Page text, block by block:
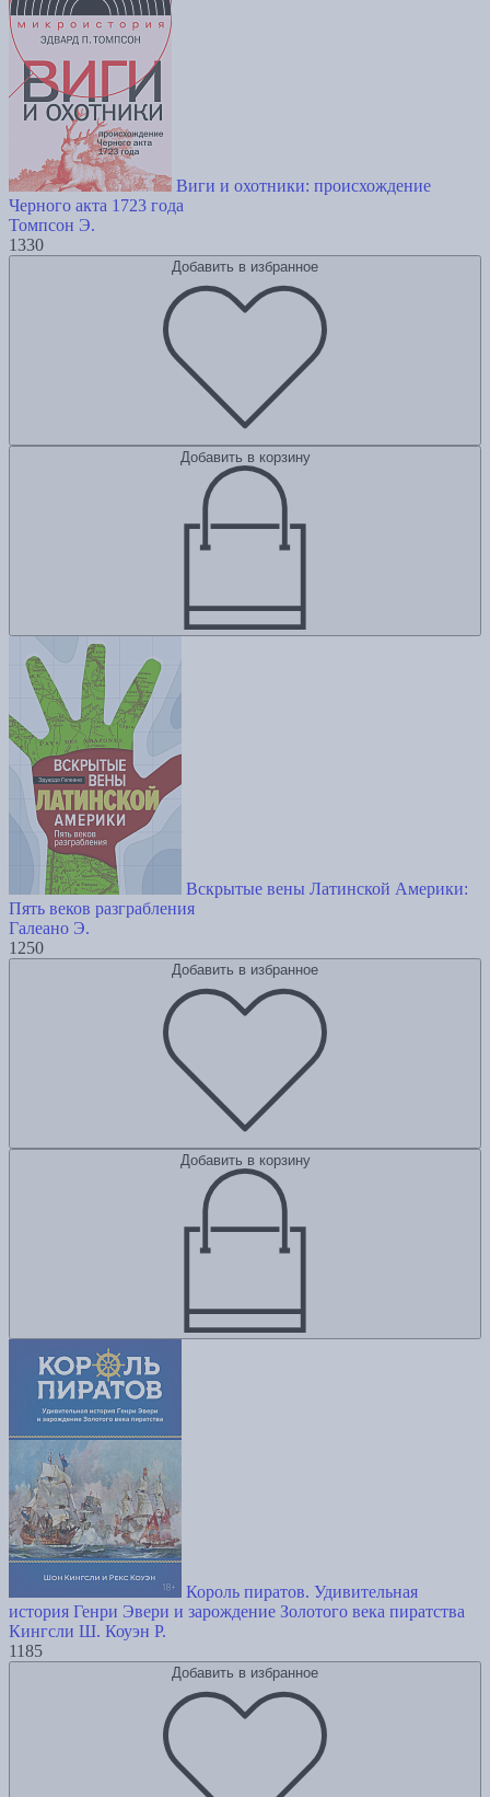
Виги и охотники: происхождение
Черного акта 1723 года
Томпсон Э.
1330
Добавить в избранное
Добавить в корзину
Вскрытые вены Латинской Америки:
Пять веков разграбления
Галеано Э.
1250
Добавить в избранное
Добавить в корзину
Король пиратов. Удивительная
история Генри Эвери и зарождение Золотого века пиратства
Кингсли Ш. Коуэн Р.
1185
Добавить в избранное